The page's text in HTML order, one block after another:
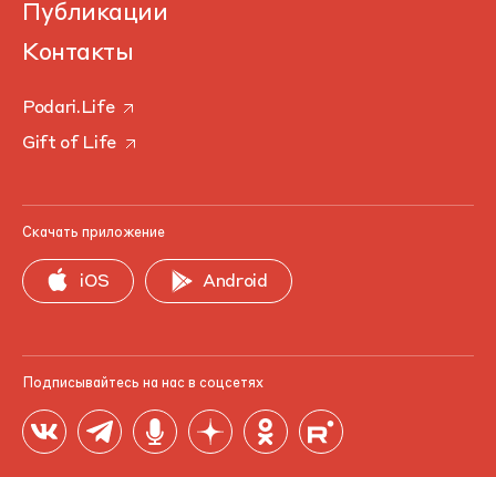
Публикации
Контакты
Podari.Life
Gift of Life
Скачать приложение
iOS Android
Подписывайтесь на нас в соцсетях